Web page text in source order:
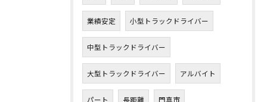
業績安定 小型トラックドライバー
中型トラックドライバー
大型トラックドライバー アルバイト
パート 長距離 門真市